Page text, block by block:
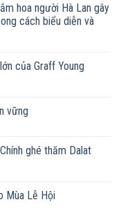
hoa người Hà Lan gây
cách biểu diễn và
của Graff Young
vững
ghé thăm Dalat
Mùa Lễ Hội